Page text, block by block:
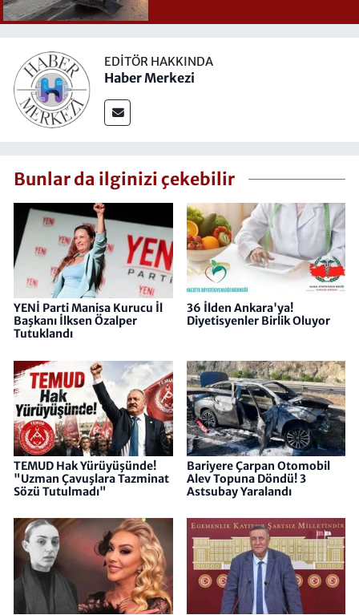
EDITÖR HAKKINDA
Haber Merkezi
Bunlar da ilginizi çekebilir
YENİ Parti Manisa Kurucu İl
Başkanı İlksen Özalper
Tutuklandı
36 İlden Ankara'ya!
Diyetisyenler Birlik Oluyor
TEMUD Hak Yürüyüşünde!
"Uzman Çavuşlara Tazminat
Sözü Tutulmadı"
Bariyere Çarpan Otomobil
Alev Topuna Döndü! 3
Astsubay Yaralandı